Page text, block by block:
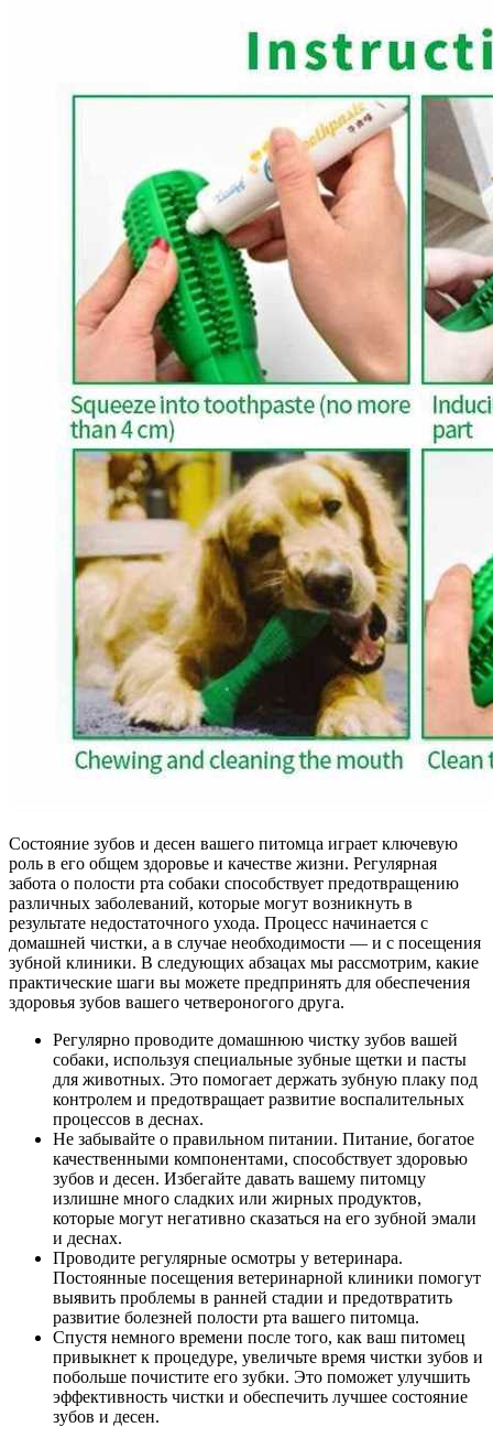
Состояние зубов и десен вашего питомца играет ключевую
роль в его общем здоровье и качестве жизни. Регулярная
забота о полости рта собаки способствует предотвращению
различных заболеваний, которые могут возникнуть в
результате недостаточного ухода. Процесс начинается с
домашней чистки, а в случае необходимости — и с посещения
зубной клиники. В следующих абзацах мы рассмотрим, какие
практические шаги вы можете предпринять для обеспечения
здоровья зубов вашего четвероногого друга.
Регулярно проводите домашнюю чистку зубов вашей
собаки, используя специальные зубные щетки и пасты
для животных. Это помогает держать зубную плаку под
контролем и предотвращает развитие воспалительных
процессов в деснах.
Не забывайте о правильном питании. Питание, богатое
качественными компонентами, способствует здоровью
зубов и десен. Избегайте давать вашему питомцу
излишне много сладких или жирных продуктов,
которые могут негативно сказаться на его зубной эмали
и деснах.
Проводите регулярные осмотры у ветеринара.
Постоянные посещения ветеринарной клиники помогут
выявить проблемы в ранней стадии и предотвратить
развитие болезней полости рта вашего питомца.
Спустя немного времени после того, как ваш питомец
привыкнет к процедуре, увеличьте время чистки зубов и
побольше почистите его зубки. Это поможет улучшить
эффективность чистки и обеспечить лучшее состояние
зубов и десен.